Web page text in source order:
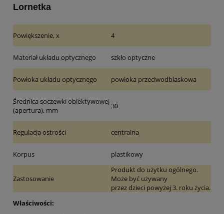
Lornetka
Powiększenie, x 4
Materiał układu optycznego szkło optyczne
Powłoka układu optycznego powłoka przeciwodblaskowa
Średnica soczewki obiektywowej
(apertura), mm
30
Regulacja ostrości centralna
Korpus plastikowy
Zastosowanie
Produkt do użytku ogólnego.
Może być używany
przez dzieci powyżej 3. roku życia.
Właściwości: